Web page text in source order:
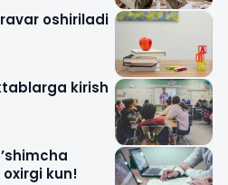
oshiriladi
kirish
kun!